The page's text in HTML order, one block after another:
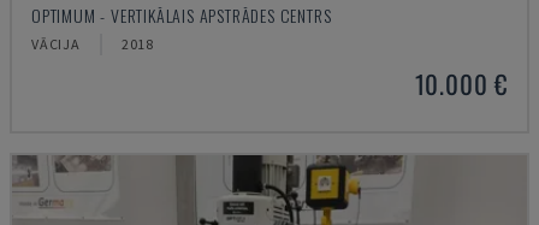
OPTIMUM - VERTIKĀLAIS APSTRĀDES CENTRS
VĀCIJA 2018
10.000 €